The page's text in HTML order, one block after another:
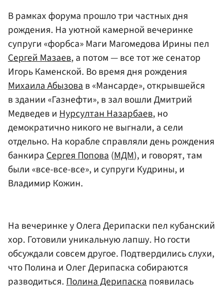
В рамках форума прошло три частных дня
рождения. На уютной камерной вечеринке
супруги «форбса» Маги Магомедова Ирины пел
Сергей Мазаев, а потом — все тот же сенатор
Игорь Каменской. Во время дня рождения
Михаила Абызовав «Мансарде», открывшейся
в здании «Газнефти», в зал вошли Дмитрий
Медведев иНурсултан Назарбаев, но
демократично никого не выгнали, а сели
отдельно. На корабле справляли день рождения
банкираСергея Попова(МДМ), и говорят, там
были «все-все-все», и супруги Кудрины, и
Владимир Кожин.
На вечеринке у Олега Дерипаски пел кубанский
хор. Готовили уникальную лапшу. Но гости
обсуждали совсем другое. Подтвердились слухи,
что Полина и Олег Дерипаска собираются
разводиться.Полина Дерипаскапоявилась